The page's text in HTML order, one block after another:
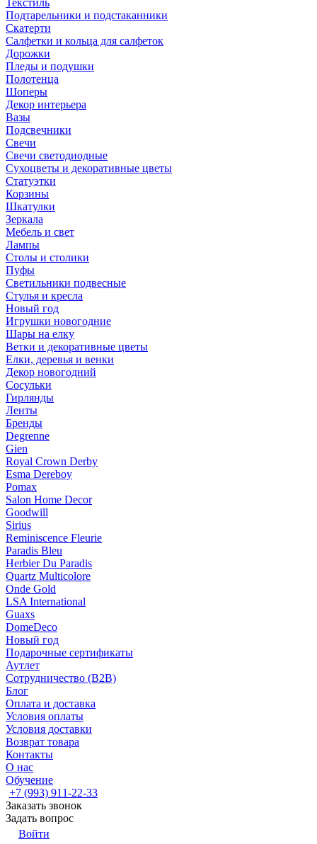
Текстиль
Подтарельники и подстаканники
Скатерти
Салфетки и кольца для салфеток
Дорожки
Пледы и подушки
Полотенца
Шоперы
Декор интерьера
Вазы
Подсвечники
Свечи
Свечи светодиодные
Сухоцветы и декоративные цветы
Статуэтки
Корзины
Шкатулки
Зеркала
Мебель и свет
Лампы
Столы и столики
Пуфы
Светильники подвесные
Стулья и кресла
Новый год
Игрушки новогодние
Шары на елку
Ветки и декоративные цветы
Елки, деревья и венки
Декор новогодний
Сосульки
Гирлянды
Ленты
Бренды
Degrenne
Gien
Royal Crown Derby
Esma Dereboy
Pomax
Salon Home Decor
Goodwill
Sirius
Reminiscence Fleurie
Paradis Bleu
Herbier Du Paradis
Quartz Multicolore
Onde Gold
LSA International
Guaxs
DomeDeco
Новый год
Подарочные сертификаты
Аутлет
Сотрудничество (B2B)
Блог
Оплата и доставка
Условия оплаты
Условия доставки
Возврат товара
Контакты
О нас
Обучение
+7 (993) 911-22-33
Заказать звонок
Задать вопрос
Войти